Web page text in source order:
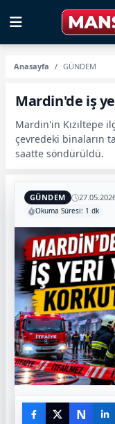
Anasayfa GÜNDEM
Mardin'de iş
Mardin'in Kızıltepe
çevredeki binaların
saatte söndürüldü.
GÜNDEM
Okuma Süresi: 1 dk
N